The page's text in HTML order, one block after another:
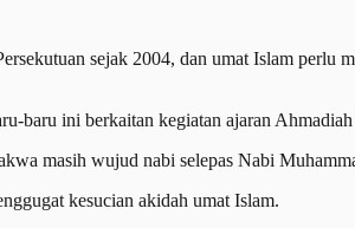
sejak 2004, dan umat Islam perlu
baru ini berkaitan kegiatan ajaran
masih wujud nabi selepas Nabi
kesucian akidah umat Islam.